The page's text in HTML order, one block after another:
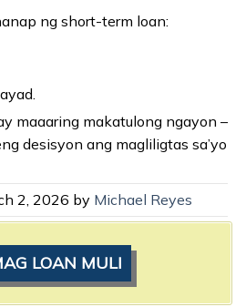
ng short-term loan:
maaaring makatulong ngayon –
desisyon ang magliligtas sa’yo
2, 2026 by Michael Reyes
LOAN MULI